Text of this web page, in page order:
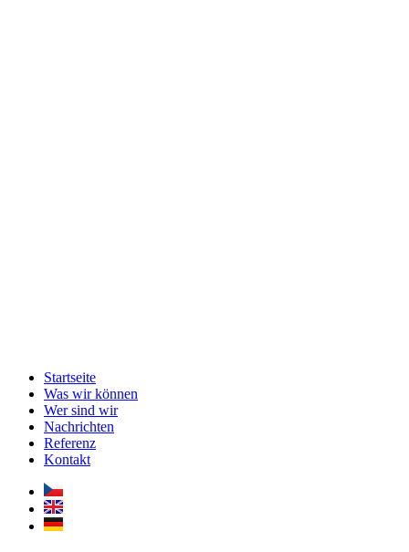
Startseite
Was wir können
Wer sind wir
Nachrichten
Referenz
Kontakt